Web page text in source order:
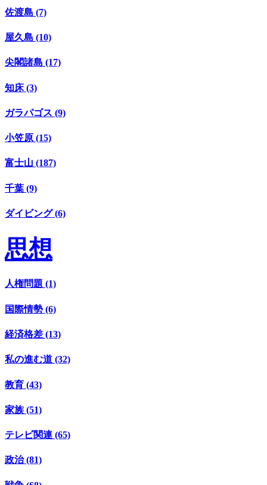
佐渡島 (7)
屋久島 (10)
尖閣諸島 (17)
知床 (3)
ガラパゴス (9)
小笠原 (15)
富士山 (187)
千葉 (9)
ダイビング (6)
思想
人権問題 (1)
国際情勢 (6)
経済格差 (13)
私の進む道 (32)
教育 (43)
家族 (51)
テレビ関連 (65)
政治 (81)